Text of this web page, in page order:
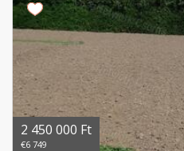
2 450 000 Ft
€6 749